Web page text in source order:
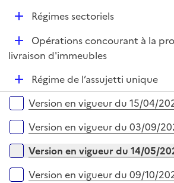
e
D
l
r
Régimes sectoriels
D
é
e
r
Opérations concourant à la
livraison d'immeubles
D
é
p
e
Régime de l’assujetti unique
Versions sur la période
Version en vigueur du 15/04/
Version en vigueur du 03/09/
Version en vigueur du 14/05/
Version en vigueur du 09/10/